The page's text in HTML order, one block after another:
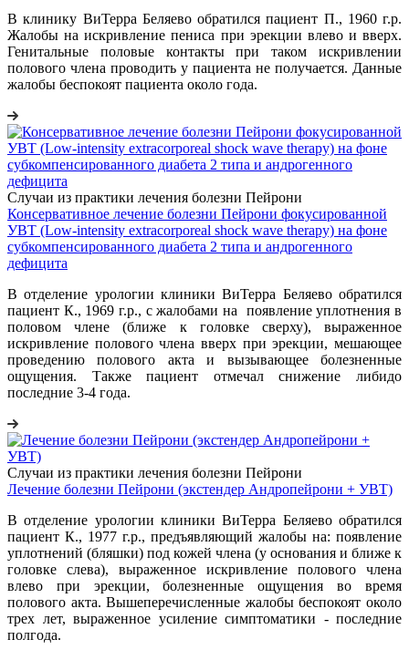
В клинику ВиТерра Беляево обратился пациент П., 1960 г.р.
Жалобы на искривление пениса при эрекции влево и вверх.
Генитальные половые контакты при таком искривлении
полового члена проводить у пациента не получается. Данные
жалобы беспокоят пациента около года.
Случаи из практики лечения болезни Пейрони
Консервативное лечение болезни Пейрони фокусированной
УВТ (Low-intensity extracorporeal shock wave therapy) на фоне
субкомпенсированного диабета 2 типа и андрогенного
дефицита
В отделение урологии клиники ВиТерра Беляево обратился
пациент К., 1969 г.р., с жалобами на появление уплотнения в
половом члене (ближе к головке сверху), выраженное
искривление полового члена вверх при эрекции, мешающее
проведению полового акта и вызывающее болезненные
ощущения. Также пациент отмечал снижение либидо
последние 3-4 года.
Случаи из практики лечения болезни Пейрони
Лечение болезни Пейрони (экстендер Андропейрони + УВТ)
В отделение урологии клиники ВиТерра Беляево обратился
пациент К., 1977 г.р., предъявляющий жалобы на: появление
уплотнений (бляшки) под кожей члена (у основания и ближе к
головке слева), выраженное искривление полового члена
влево при эрекции, болезненные ощущения во время
полового акта. Вышеперечисленные жалобы беспокоят около
трех лет, выраженное усиление симптоматики - последние
полгода.